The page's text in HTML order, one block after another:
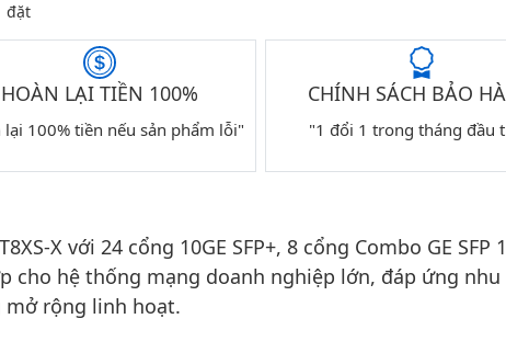
đặt
HOÀN LẠI TIỀN 100%
lại 100% tiền nếu sản phẩm lỗi"
CHÍNH SÁCH BẢO
"1 đổi 1 trong tháng đầu
X với 24 cổng 10GE SFP+, 8 cổng Combo GE SFP
cho hệ thống mạng doanh nghiệp lớn, đáp ứng nhu
mở rộng linh hoạt.